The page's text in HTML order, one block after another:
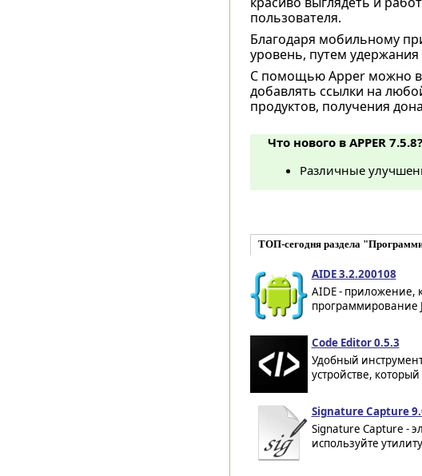
пользователя.
Благодаря мобильному
уровень, путем
С помощью Apper можно
добавлять ссылки на
продуктов, получения
Что нового в APPER 7.5.8?
Различные
ТОП-сегодня раздела
AIDE 3.2.200108
AIDE - приложение,
программирование
Code Editor 0.5.3
Удобный
устройстве,
Signature Capture
Signature Capture -
используйте